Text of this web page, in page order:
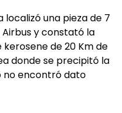
una pieza de 7
y constató la
de 20 Km de
donde se precipitó la
no encontró dato